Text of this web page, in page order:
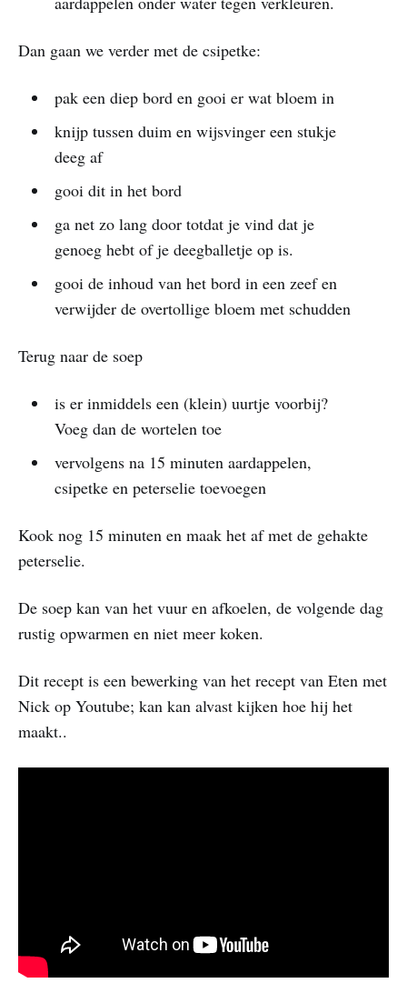
Dan gaan we verder met de csipetke:
pak een diep bord en gooi er wat bloem in
knijp tussen duim en wijsvinger een stukje
deeg af
gooi dit in het bord
ga net zo lang door totdat je vind dat je
genoeg hebt of je deegballetje op is.
gooi de inhoud van het bord in een zeef en
verwijder de overtollige bloem met schudden
Terug naar de soep
is er inmiddels een (klein) uurtje voorbij?
Voeg dan de wortelen toe
vervolgens na 15 minuten aardappelen,
csipetke en peterselie toevoegen
Kook nog 15 minuten en maak het af met de gehakte
peterselie.
De soep kan van het vuur en afkoelen, de volgende dag
rustig opwarmen en niet meer koken.
Dit recept is een bewerking van het recept van Eten met
Nick op Youtube; kan kan alvast kijken hoe hij het
maakt..